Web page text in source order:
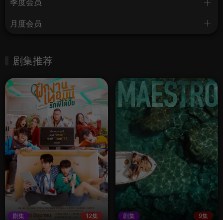
季度会员
月度会员
剧集推荐
剧集 12集 剧集 9集